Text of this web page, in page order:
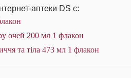
аптеки DS є:
очей 200 мл 1 флакон
та тіла 473 мл 1 флакон